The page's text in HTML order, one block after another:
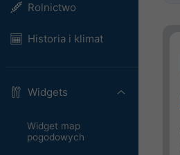
Rolnictwo
Historia i klimat
Widgets
Widget map
pogodowych